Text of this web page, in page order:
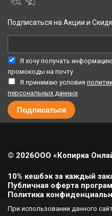
Подписаться на Акции и
Я хочу получать
промокоды на почту
Я принимаю условия
персональных данных
© 2026ООО «Копирка
10% кешбэк за каждый
Публичная оферта
Политика
Урегулирование претензий
При использовании данного